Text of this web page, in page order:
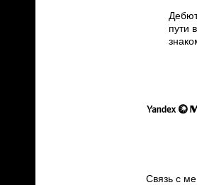
пути
Связь с